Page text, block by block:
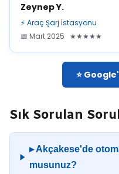
Zeynep Y.
⚡ Araç Şarj İstasyonu
📅 Mart 2025 ★★★★★
⭐
Sık Sorulan
▸ Akçakese'de
musunuz?